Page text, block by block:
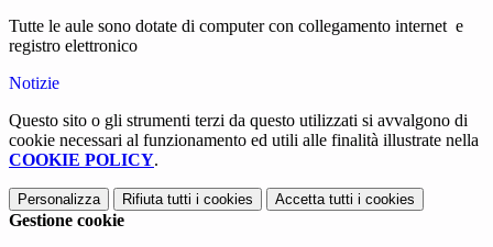
Tutte le aule sono dotate di computer con collegamento internet e
registro elettronico
Notizie
Questo sito o gli strumenti terzi da questo utilizzati si avvalgono di
cookie necessari al funzionamento ed utili alle finalità illustrate nella
COOKIE POLICY.
Personalizza Rifiuta tutti i cookies Accetta tutti i cookies
Gestione cookie